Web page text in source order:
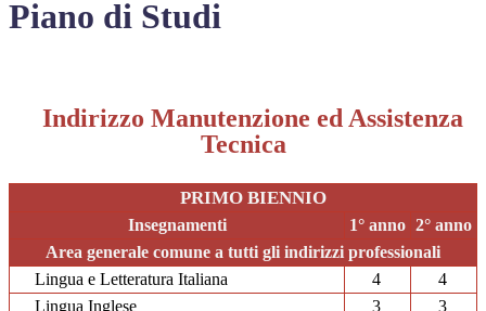
Piano di Studi
Indirizzo Manutenzione ed Assistenza
Tecnica
PRIMO BIENNIO
Insegnamenti 1° anno 2° anno
Area generale comune a tutti gli indirizzi professionali
Lingua e Letteratura Italiana
4
4
Lingua Inglese
3
3